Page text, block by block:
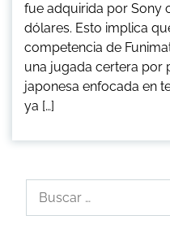
fue adquirida por Sony
dólares. Esto implica
competencia de
una jugada certera por
japonesa enfocada en
ya […]